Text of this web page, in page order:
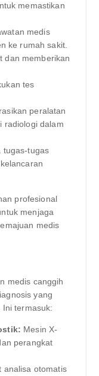
memastikan
medis
ke rumah sakit.
dan memberikan
tes
peralatan
radiologi dalam
tugas-tugas
profesional
menjaga
medis
medis canggih
yang
termasuk:
Mesin X-
perangkat
analisa otomatis